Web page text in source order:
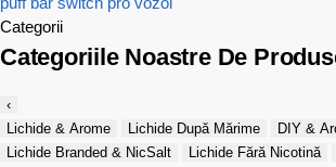
Categorii
Categoriile Noastre De
‹
Lichide & Arome
Lichide După Mărime
DIY &
Lichide Branded & NicSalt
Lichide Fără Nicotină